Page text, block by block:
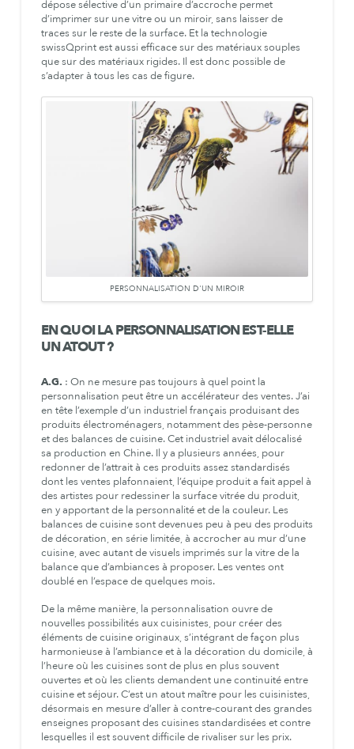
dépose sélective d’un primaire d’accroche permet
d’imprimer sur une vitre ou un miroir, sans laisser de
traces sur le reste de la surface. Et la technologie
swissQprint est aussi efficace sur des matériaux souples
que sur des matériaux rigides. Il est donc possible de
s’adapter à tous les cas de figure.
PERSONNALISATION D'UN MIROIR
EN QUOI LA PERSONNALISATION EST-ELLE
UN ATOUT ?
A.G. : On ne mesure pas toujours à quel point la
personnalisation peut être un accélérateur des ventes. J’ai
en tête l’exemple d’un industriel français produisant des
produits électroménagers, notamment des pèse-personne
et des balances de cuisine. Cet industriel avait délocalisé
sa production en Chine. Il y a plusieurs années, pour
redonner de l’attrait à ces produits assez standardisés
dont les ventes plafonnaient, l’équipe produit a fait appel à
des artistes pour redessiner la surface vitrée du produit,
en y apportant de la personnalité et de la couleur. Les
balances de cuisine sont devenues peu à peu des produits
de décoration, en série limitée, à accrocher au mur d’une
cuisine, avec autant de visuels imprimés sur la vitre de la
balance que d’ambiances à proposer. Les ventes ont
doublé en l’espace de quelques mois.
De la même manière, la personnalisation ouvre de
nouvelles possibilités aux cuisinistes, pour créer des
éléments de cuisine originaux, s’intégrant de façon plus
harmonieuse à l’ambiance et à la décoration du domicile, à
l’heure où les cuisines sont de plus en plus souvent
ouvertes et où les clients demandent une continuité entre
cuisine et séjour. C’est un atout maître pour les cuisinistes,
désormais en mesure d’aller à contre-courant des grandes
enseignes proposant des cuisines standardisées et contre
lesquelles il est souvent difficile de rivaliser sur les prix.